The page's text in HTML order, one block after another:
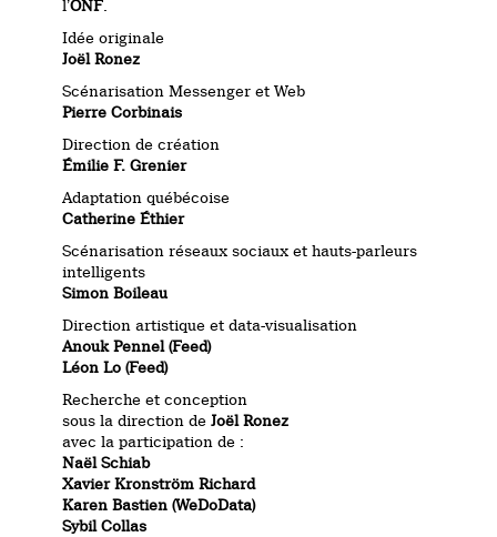
l’ONF
Idée originale
Joël Ronez
Scénarisation Messenger et Web
Pierre Corbinais
Direction de création
Émilie F. Grenier
Adaptation québécoise
Catherine Éthier
Scénarisation réseaux sociaux et hauts-parleurs
intelligents
Simon Boileau
Direction artistique et data-visualisation
Anouk Pennel (Feed)
Léon Lo (Feed)
Recherche et conception
sous la direction deJoël Ronez
avec la participation de :
Naël Schiab
Xavier Kronström Richard
Karen Bastien (WeDoData)
Sybil Collas